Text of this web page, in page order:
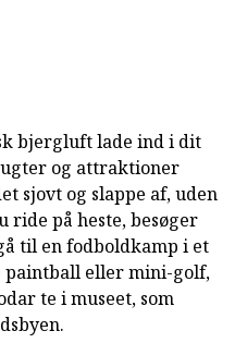
bjergluft lade ind i dit
og attraktioner
sjovt og slappe af, uden
ride på heste, besøger
til en fodboldkamp i et
paintball eller mini-golf,
te i museet, som